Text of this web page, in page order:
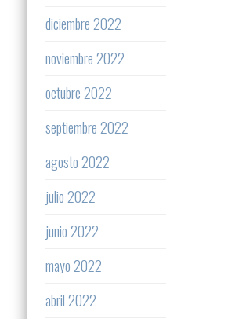
diciembre 2022
noviembre 2022
octubre 2022
septiembre 2022
agosto 2022
julio 2022
junio 2022
mayo 2022
abril 2022